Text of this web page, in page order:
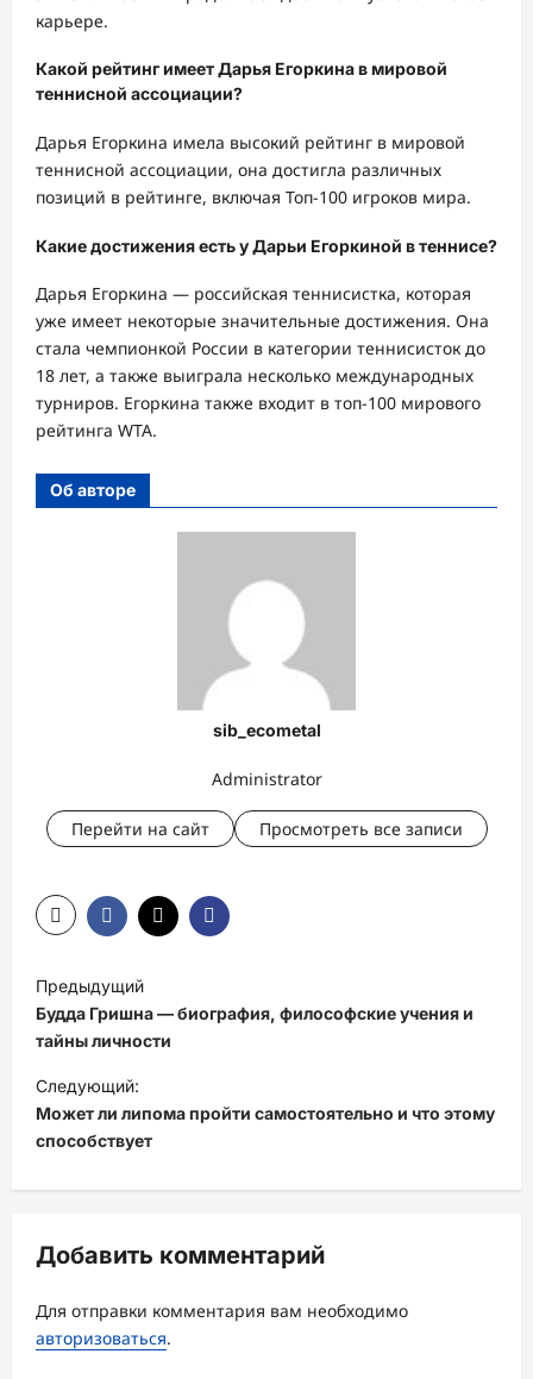
карьере.
Какой рейтинг имеет Дарья Егоркина в мировой
теннисной ассоциации?
Дарья Егоркина имела высокий рейтинг в мировой
теннисной ассоциации, она достигла различных
позиций в рейтинге, включая Топ-100 игроков мира.
Какие достижения есть у Дарьи Егоркиной в теннисе?
Дарья Егоркина — российская теннисистка, которая
уже имеет некоторые значительные достижения. Она
стала чемпионкой России в категории теннисисток до
18 лет, а также выиграла несколько международных
турниров. Егоркина также входит в топ-100 мирового
рейтинга WTA.
Об авторе
sib_ecometal
Administrator
Перейти на сайт Просмотреть все записи
а
в
и
г
а
ц
я
з
а
Предыдущий
Будда Гришна — биография, философские учения и
тайны личности
Следующий:
Может ли липома пройти самостоятельно и что этому
способствует
Добавить комментарий
Для отправки комментария вам необходимо
авторизоваться.